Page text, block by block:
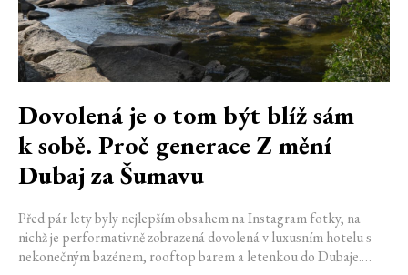
Dovolená je o tom být blíž sám
k sobě. Proč generace Z mění
Dubaj za Šumavu
Před pár lety byly nejlepším obsahem na Instagram fotky, na
nichž je performativně zobrazená dovolená v luxusním hotelu s
nekonečným bazénem, rooftop barem a letenkou do Dubaje.